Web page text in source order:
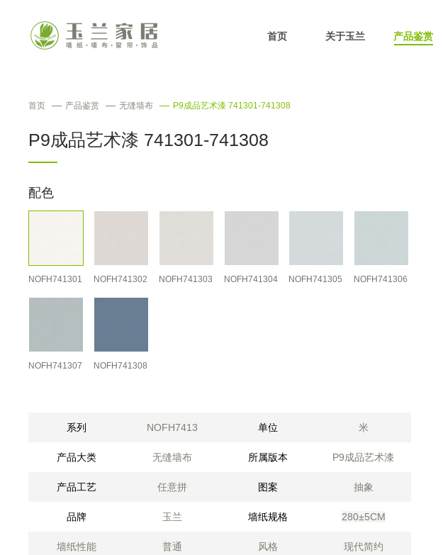
首页 关于玉兰 产品鉴赏
首页 产品鉴赏 无缝墙布 P9成品艺术漆 741301-741308
P9成品艺术漆 741301-741308
配色
NOFH741301 NOFH741302 NOFH741303 NOFH741304 NOFH741305 NOFH741306
NOFH741307 NOFH741308
系列 NOFH7413 单位 米
产品大类 无缝墙布 所属版本 P9成品艺术漆
产品工艺 任意拼 图案 抽象
品牌 玉兰 墙纸规格 280±5CM
墙纸性能 普通 风格 现代简约